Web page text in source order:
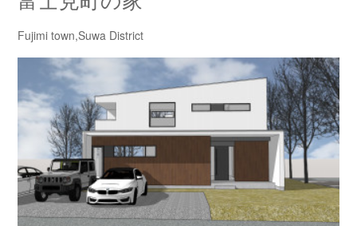
Fujimi town,Suwa District